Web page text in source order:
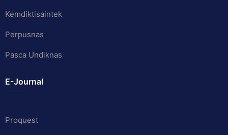
Kemdiktisaintek
Perpusnas
Pasca Undiknas
E-Journal
Proquest